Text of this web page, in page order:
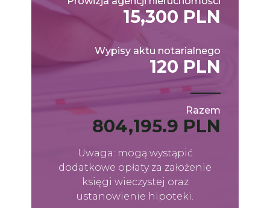
15,300 PLN
Wypisy aktu notarialnego
120 PLN
Razem
804,195.9 PLN
Uwaga: mogą wystąpić
dodatkowe opłaty za założenie
księgi wieczystej oraz
ustanowienie hipoteki.